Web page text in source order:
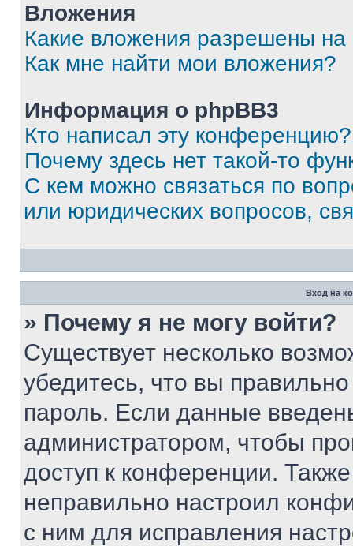
Вложения
Какие вложения разрешены
Как мне найти мои вложения?
Информация о phpBB3
Кто написал эту конференцию?
Почему здесь нет такой-то
С кем можно связаться по
или юридических вопросов,
Вход на
» Почему я не могу войти?
Существует несколько
убедитесь, что вы
пароль. Если данные
администратором, чтобы
доступ к конференции.
неправильно настроил
с ним для исправления